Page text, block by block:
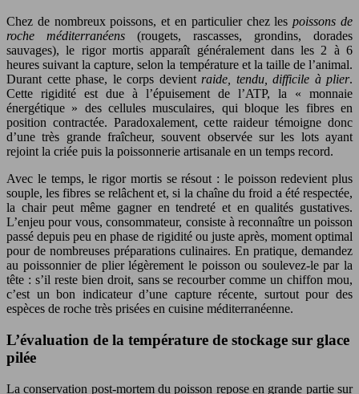
Chez de nombreux poissons, et en particulier chez lespoissons de
roche méditerranéens (rougets, rascasses, grondins, dorades
sauvages), le rigor mortis apparaît généralement dans les 2 à 6
heures suivant la capture, selon la température et la taille de l’animal.
Durant cette phase, le corps devient raide, tendu, difficile à plier.
Cette rigidité est due à l’épuisement de l’ATP, la « monnaie
énergétique » des cellules musculaires, qui bloque les fibres en
position contractée. Paradoxalement, cette raideur témoigne donc
d’une très grande fraîcheur, souvent observée sur les lots ayant
rejoint la criée puis la poissonnerie artisanale en un temps record.
Avec le temps, le rigor mortis se résout : le poisson redevient plus
souple, les fibres se relâchent et, si la chaîne du froid a été respectée,
la chair peut même gagner en tendreté et en qualités gustatives.
L’enjeu pour vous, consommateur, consiste à reconnaître un poisson
passé depuis peu en phase de rigidité ou juste après, moment optimal
pour de nombreuses préparations culinaires. En pratique, demandez
au poissonnier de plier légèrement le poisson ou soulevez-le par la
tête : s’il reste bien droit, sans se recourber comme un chiffon mou,
c’est un bon indicateur d’une capture récente, surtout pour des
espèces de roche très prisées en cuisine méditerranéenne.
L’évaluation de la température de stockage sur glace
pilée
La conservation post-mortem du poisson repose en grande partie sur